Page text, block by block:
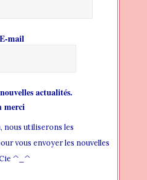
WIDGET AREA
E-mail
actualités.
merci
nous utiliserons les
vous envoyer les nouvelles
Cie ^_^